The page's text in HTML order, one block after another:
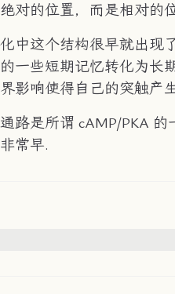
对的位置，而是相对的
中这个结构很早就出现
一些短期记忆转化为长
影响使得自己的突触产
路是所谓 cAMP/PKA
常早.